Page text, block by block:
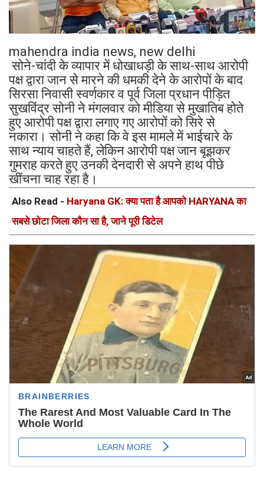
mahendra india news, new delhi
सोने-चांदी के व्यापार में धोखाधड़ी के साथ-साथ आरोपी
पक्ष द्वारा जान से मारने की धमकी देने के आरोपों के बाद
सिरसा निवासी स्वर्णकार व पूर्व जिला प्रधान पीड़ित
सुखविंद्र सोनी ने मंगलवार को मीडिया से मुखातिब होते
हुए आरोपी पक्ष द्वारा लगाए गए आरोपों को सिरे से
नकारा। सोनी ने कहा कि वे इस मामले में भाईचारे के
साथ न्याय चाहते हैं, लेकिन आरोपी पक्ष जान बूझकर
गुमराह करते हुए उनकी देनदारी से अपने हाथ पीछे
खींचना चाह रहा है।
Also Read - Haryana GK: क्या पता है आपको HARYANA का
सबसे छोटा जिला कौन सा है, जाने पूरी डिटेल